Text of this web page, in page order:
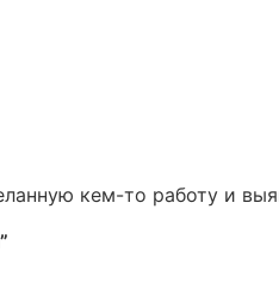
кем-то работу и